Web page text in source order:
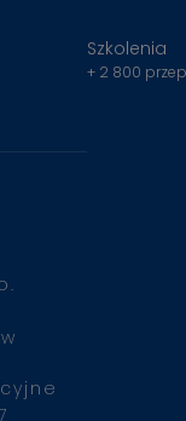
Szkolenia
+ 2 800